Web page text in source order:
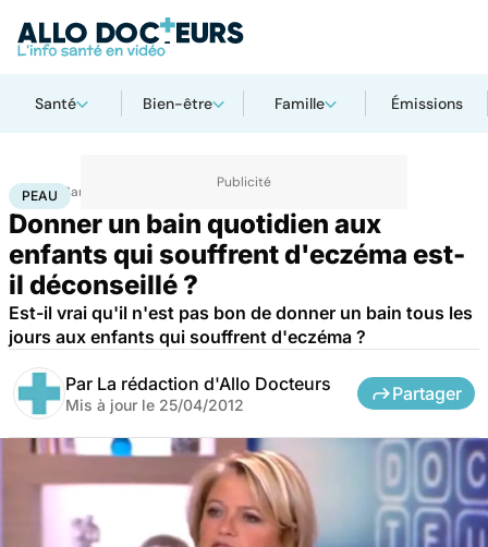
Santé Bien-être Famille Émissions
Accueil Santé
PEAU
Donner un bain quotidien aux
enfants qui souffrent d'eczéma est-
il déconseillé ?
Est-il vrai qu'il n'est pas bon de donner un bain tous les
jours aux enfants qui souffrent d'eczéma ?
Par La rédaction d'Allo Docteurs
Mis à jour le 25/04/2012
Partager